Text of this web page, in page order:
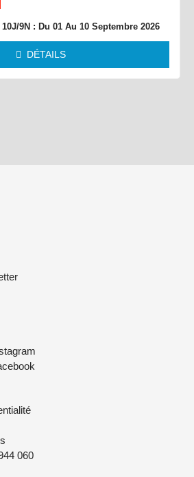
10J/9N : Du 01 Au 10 Septembre 2026
DÉTAILS
060